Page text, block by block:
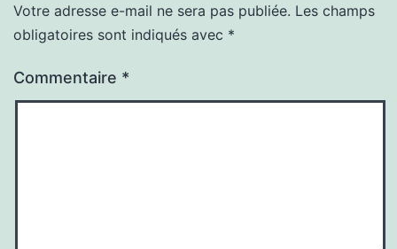
Votre adresse e-mail ne sera pas publiée. Les champs
obligatoires sont indiqués avec *
Commentaire *